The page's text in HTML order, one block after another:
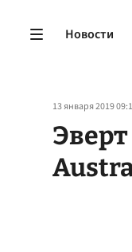
Новости
13 января 2019